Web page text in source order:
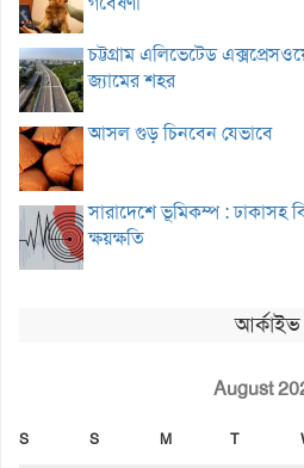
চট্টগ্রাম এলিভেটেড
জ্যামের শহর
আসল গুড় চিনবেন যেভাবে
সারাদেশে ভূমিকম্প : ঢাকাসহ
ক্ষয়ক্ষতি
আর্কাইভ
August
S S M T